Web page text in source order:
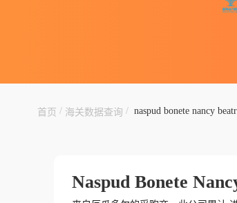
首页 / 海关数据查询 / naspud bonete nancy
Naspud Bonete